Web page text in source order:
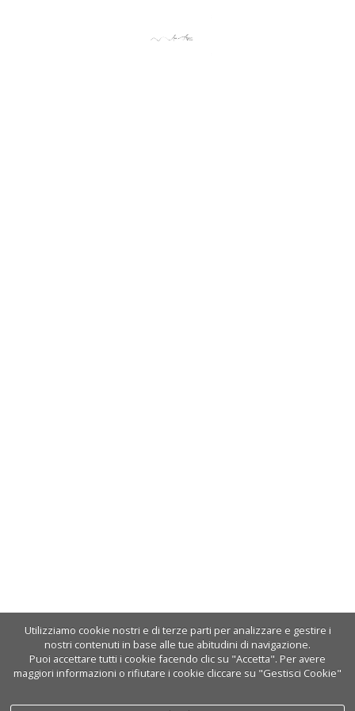
Utilizziamo cookie nostri e di terze parti per analizzare e gestire i
nostri contenuti in base alle tue abitudini di navigazione.
Puoi accettare tutti i cookie facendo clic su "Accetta". Per avere
maggiori informazioni o rifiutare i cookie cliccare su "Gestisci Cookie"